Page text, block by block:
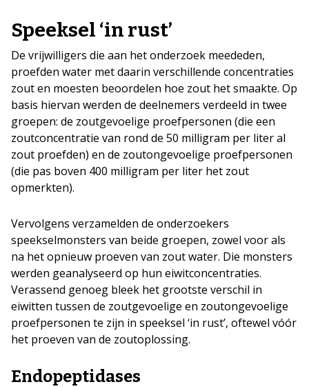
Speeksel ‘in rust’
De vrijwilligers die aan het onderzoek meededen,
proefden water met daarin verschillende concentraties
zout en moesten beoordelen hoe zout het smaakte. Op
basis hiervan werden de deelnemers verdeeld in twee
groepen: de zoutgevoelige proefpersonen (die een
zoutconcentratie van rond de 50 milligram per liter al
zout proefden) en de zoutongevoelige proefpersonen
(die pas boven 400 milligram per liter het zout
opmerkten).
Vervolgens verzamelden de onderzoekers
speekselmonsters van beide groepen, zowel voor als
na het opnieuw proeven van zout water. Die monsters
werden geanalyseerd op hun eiwitconcentraties.
Verassend genoeg bleek het grootste verschil in
eiwitten tussen de zoutgevoelige en zoutongevoelige
proefpersonen te zijn in speeksel ‘in rust’, oftewel vóór
het proeven van de zoutoplossing.
Endopeptidases